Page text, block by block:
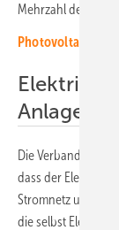
Mehrzahl der Fälle
Photovoltaik für
Elektriker
Anlage
Die
dass der Elektriker
Stromnetz
die selbst Elektriker